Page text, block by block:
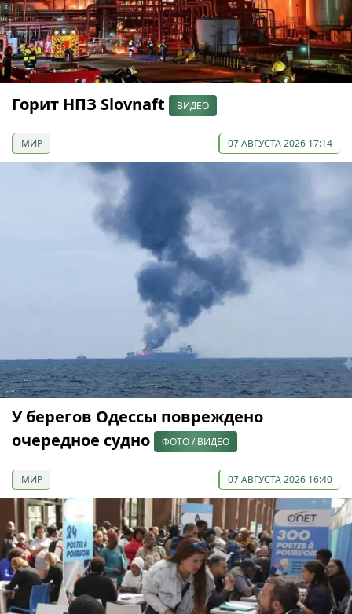
Горит НПЗ Slovnaft ВИДЕО
МИР 07 АВГУСТА 2026 17:14
У берегов Одессы повреждено
очередное судно
ФОТО / ВИДЕО
МИР 07 АВГУСТА 2026 16:40